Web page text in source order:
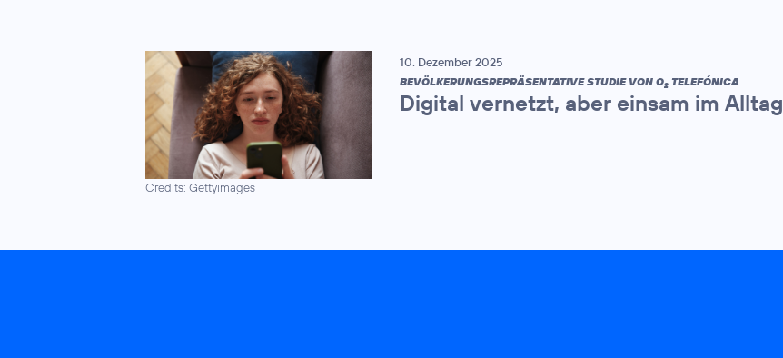
Credits: Gettyimages
10. Dezember 2025
BEVÖLKERUNGSREPRÄSENTATIVE STUDIE VON O2 TELEFÓNICA
Digital vernetzt, aber einsam im Alltag